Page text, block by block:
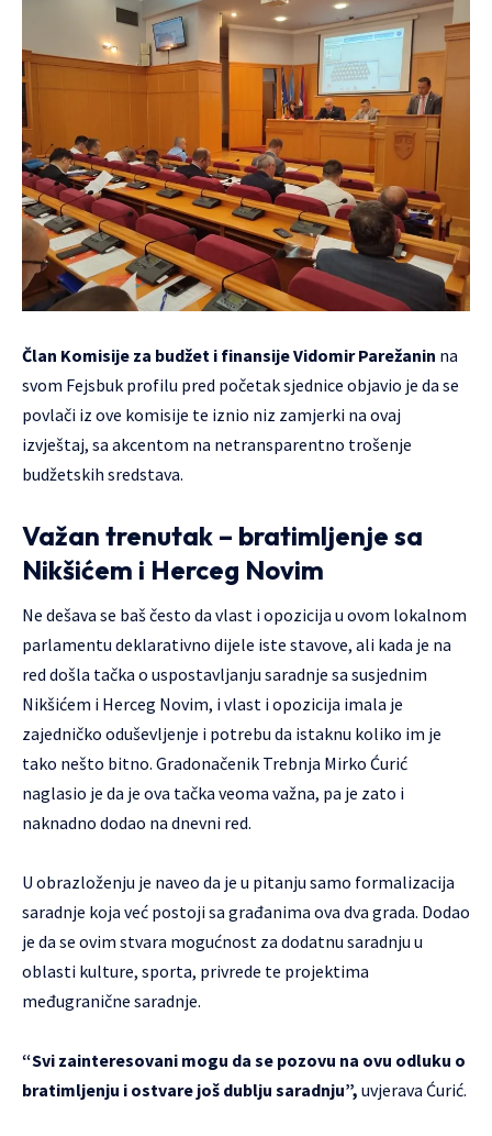
Član Komisije za budžet i finansije Vidomir Parežanin na
svom Fejsbuk profilu pred početak sjednice objavio je da se
povlači iz ove komisije te iznio niz zamjerki na ovaj
izvještaj, sa akcentom na netransparentno trošenje
budžetskih sredstava.
Važan trenutak – bratimljenje sa
Nikšićem i Herceg Novim
Ne dešava se baš često da vlast i opozicija u ovom lokalnom
parlamentu deklarativno dijele iste stavove, ali kada je na
red došla tačka o uspostavljanju saradnje sa susjednim
Nikšićem i Herceg Novim, i vlast i opozicija imala je
zajedničko oduševljenje i potrebu da istaknu koliko im je
tako nešto bitno. Gradonačenik Trebnja Mirko Ćurić
naglasio je da je ova tačka veoma važna, pa je zato i
naknadno dodao na dnevni red.
U obrazloženju je naveo da je u pitanju samo formalizacija
saradnje koja već postoji sa građanima ova dva grada. Dodao
je da se ovim stvara mogućnost za dodatnu saradnju u
oblasti kulture, sporta, privrede te projektima
međugranične saradnje.
“Svi zainteresovani mogu da se pozovu na ovu odluku o
bratimljenju i ostvare još dublju saradnju”, uvjerava Ćurić.